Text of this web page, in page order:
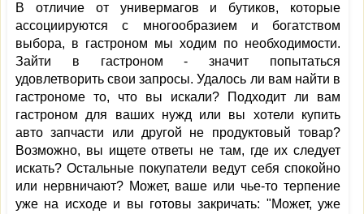
В отличие от универмагов и бутиков, которые
ассоциируются с многообразием и богатством
выбора, в гастроном мы ходим по необходимости.
Зайти в гастроном - значит попытаться
удовлетворить свои запросы. Удалось ли вам найти в
гастрономе то, что вы искали? Подходит ли вам
гастроном для ваших нужд или вы хотели купить
авто запчасти или другой не продуктовый товар?
Возможно, вы ищете ответы не там, где их следует
искать? Остальные покупатели ведут себя спокойно
или нервничают? Может, ваше или чье-то терпение
уже на исходе и вы готовы закричать: "Может, уже